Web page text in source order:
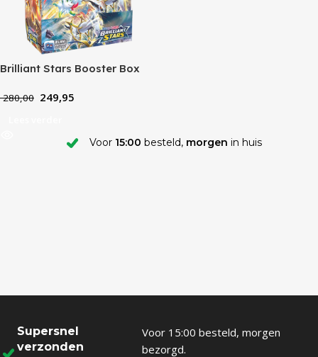
Brilliant Stars Booster Box
280,00 249,95
Voor 15:00 besteld, morgen in huis
Supersnel
verzonden
Voor 15:00 besteld, morgen
bezorgd.